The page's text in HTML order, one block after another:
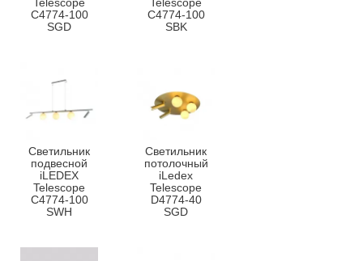
C4774-100
SGD
C4774-100
SBK
Светильник
подвесной
iLEDEX
Telescope
C4774-100
SWH
Светильник
потолочный
iLedex
Telescope
D4774-40
SGD